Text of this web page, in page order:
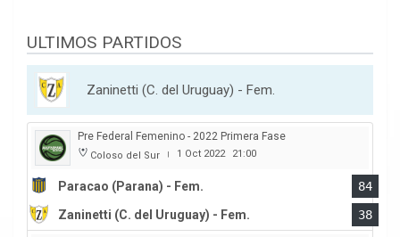
ULTIMOS PARTIDOS
Zaninetti (C. del Uruguay) - Fem.
Pre Federal Femenino - 2022 Primera Fase
Coloso del Sur | 1 Oct 2022 21:00
Paracao (Parana) - Fem.
84
Zaninetti (C. del Uruguay) - Fem.
38